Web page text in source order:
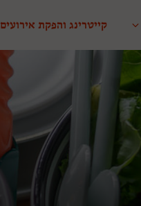
קייטרינג והפקת אירועים